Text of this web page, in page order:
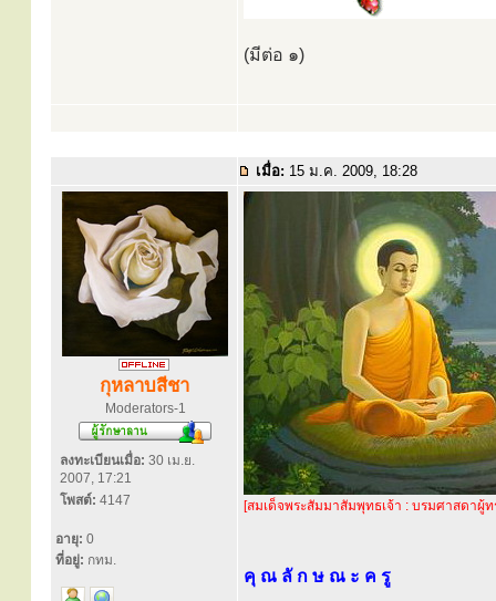
(มีต่อ ๑)
เมื่อ: 15 ม.ค. 2009, 18:28
กุหลาบสีชา
Moderators-1
ลงทะเบียนเมื่อ: 30 เม.ย.
2007, 17:21
โพสต์: 4147
อายุ: 0
ที่อยู่: กทม.
[สมเด็จพระสัมมาสัมพุทธเจ้า : บรมศาสดาผู้ท
คุ ณ ลั ก ษ ณ ะ ค รู